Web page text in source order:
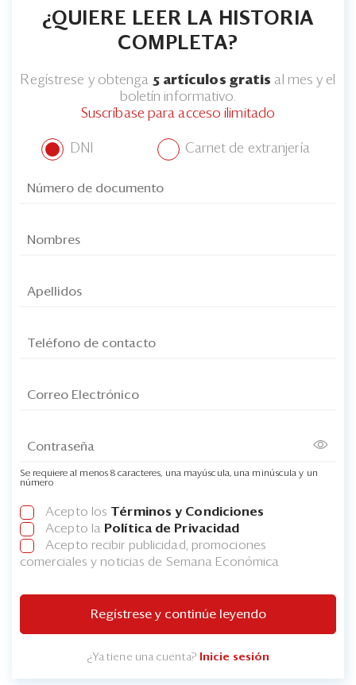
¿QUIERE LEER LA HISTORIA
COMPLETA?
Regístrese y obtenga 5 artículos gratis al mes y el
boletín informativo.
Suscríbase para acceso ilimitado
DNI Carnet de extranjería
Se requiere al menos 8 caracteres, una mayúscula, una minúscula y un
número
Acepto los Términos y Condiciones
Acepto la Política de Privacidad
Acepto recibir publicidad, promociones
comerciales y noticias de Semana Económica
Regístrese y continúe leyendo
¿Ya tiene una cuenta? Inicie sesión